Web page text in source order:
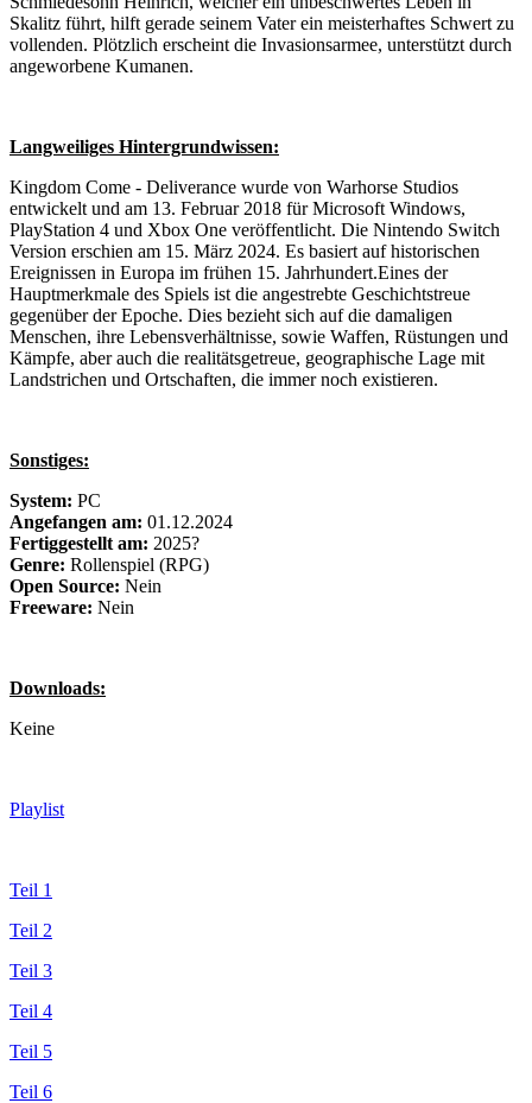
Skalitz führt, hilft gerade seinem Vater ein meisterhaftes Schwert zu
vollenden. Plötzlich erscheint die Invasionsarmee, unterstützt durch
angeworbene Kumanen.
Langweiliges Hintergrundwissen:
Kingdom Come - Deliverance wurde von Warhorse Studios
entwickelt und am 13. Februar 2018 für Microsoft Windows,
PlayStation 4 und Xbox One veröffentlicht. Die Nintendo Switch
Version erschien am 15. März 2024. Es basiert auf historischen
Ereignissen in Europa im frühen 15. Jahrhundert.Eines der
Hauptmerkmale des Spiels ist die angestrebte Geschichtstreue
gegenüber der Epoche. Dies bezieht sich auf die damaligen
Menschen, ihre Lebensverhältnisse, sowie Waffen, Rüstungen und
Kämpfe, aber auch die realitätsgetreue, geographische Lage mit
Landstrichen und Ortschaften, die immer noch existieren.
Sonstiges:
System: PC
Angefangen am: 01.12.2024
Fertiggestellt am: 2025?
Genre: Rollenspiel (RPG)
Open Source: Nein
Freeware: Nein
Downloads:
Keine
Playlist
Teil 1
Teil 2
Teil 3
Teil 4
Teil 5
Teil 6